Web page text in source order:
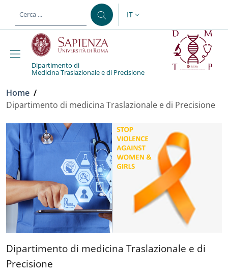
al contenuto principale
SELETTORE LINGUA:
IT
Dipartimento di
Medicina Traslazionale e di Precisione
Briciole di pane
Home /
Dipartimento di medicina Traslazionale e di Precisione
Dipartimento di
Dipartimento di medicina Traslazionale e di
Precisione